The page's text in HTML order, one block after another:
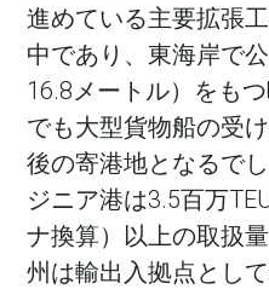
進めている主要拡張
中であり、東海岸で
16.8メートル）をも
でも大型貨物船の受
後の寄港地となるで
ジニア港は3.5百万
ナ換算）以上の取扱
州は輸出入拠点とし